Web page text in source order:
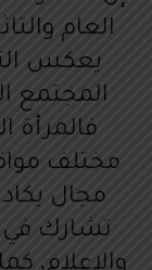
العام
يعكس
المجتمع
فالمرأة
مختلف
مجال
تشارك في